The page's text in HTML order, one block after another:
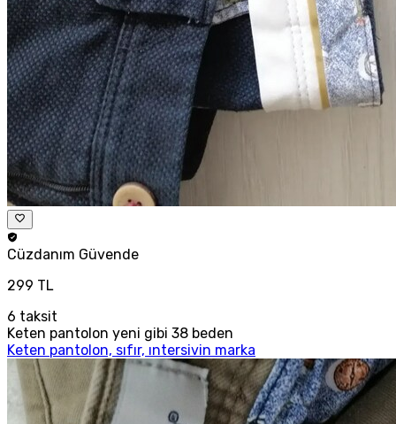
Cüzdanım Güvende
299 TL
6 taksit
Keten pantolon yeni gibi 38 beden
Keten pantolon, sıfır, ıntersivin marka